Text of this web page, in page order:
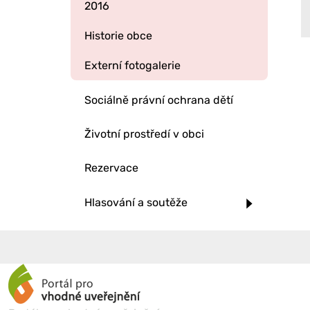
2016
Historie obce
Externí fotogalerie
Sociálně právní ochrana dětí
Životní prostředí v obci
Rezervace
Hlasování a soutěže